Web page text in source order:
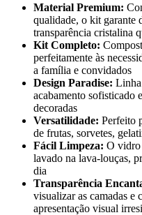
Material Premium:
qualidade, o kit garante
transparência cristalina
Kit Completo:
perfeitamente às
a família e convidados
Design Paradise: Linha
acabamento sofisticado
decoradas
Versatilidade: Perfeito
de frutas, sorvetes,
Fácil Limpeza: O vidro
lavado na lava-louças,
dia
Transparência
visualizar as camadas e
apresentação visual